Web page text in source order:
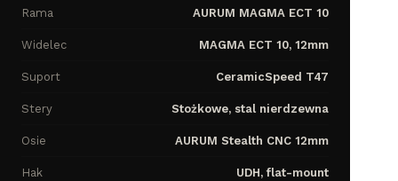
Rama AURUM MAGMA ECT 10
Widelec MAGMA ECT 10, 12mm
Suport CeramicSpeed T47
Stery Stożkowe, stal nierdzewna
Osie AURUM Stealth CNC 12mm
Hak UDH, flat-mount